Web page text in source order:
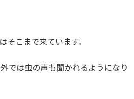
そこまで来ています。
では虫の声も聞かれるようになり